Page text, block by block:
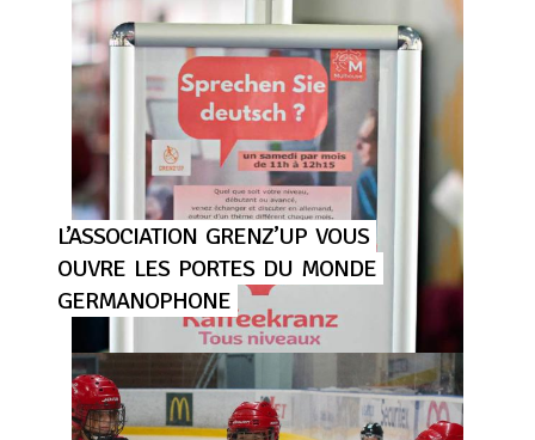
L’ASSOCIATION GRENZ’UP VOUS
OUVRE LES PORTES DU MONDE
GERMANOPHONE